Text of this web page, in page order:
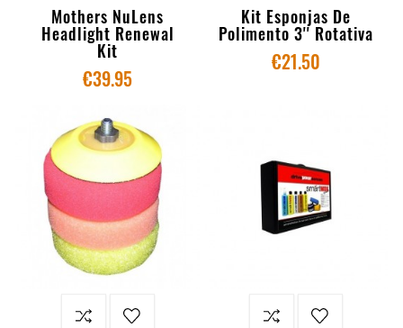
Mothers NuLens
Headlight Renewal
Kit
€39.95
Kit Esponjas De
Polimento 3'' Rotativa
€21.50